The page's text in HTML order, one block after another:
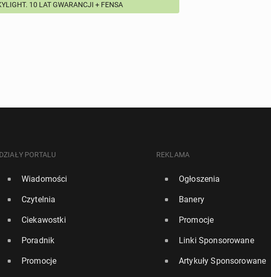
10 LAT GWARANCJI + FENSA
DZIAŁY PORTALU
Wiadomości
Czytelnia
Ciekawostki
Poradnik
Promocje
REKLAMA
Ogłoszenia
Banery
Promocje
Linki Sponsorowane
Artykuły Sponsorowane